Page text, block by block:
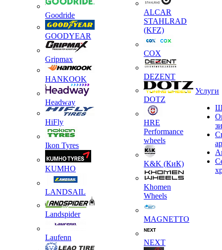
Goodride
GOODYEAR
Gripmax
HANKOOK
Headway
HiFly
Ikon Tyres
KUMHO
LANDSAIL
Landspider
Laufenn
ALCAR
STAHLRAD
(KFZ)
COX
DEZENT
DOTZ
HRE
Performance
wheels
K&K (КиК)
Khomen
Wheels
MAGNETTO
NEXT
Услуги